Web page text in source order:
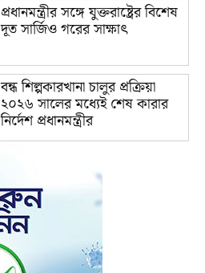
প্রধানমন্ত্রীর সঙ্গে যুক্তরাষ্ট্রের বিশেষ
দূত সার্জিও গরের সাক্ষাৎ
বন্ধ শিল্পকারখানা চালুর প্রক্রিয়া
২০২৬ সালের মধ্যেই শেষ কারার
নির্দেশ প্রধানমন্ত্রীর